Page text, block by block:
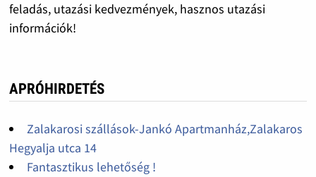
feladás, utazási kedvezmények, hasznos utazási
információk!
APRÓHIRDETÉS
Zalakarosi szállások-Jankó Apartmanház,Zalakaros
Hegyalja utca 14
Fantasztikus lehetőség !